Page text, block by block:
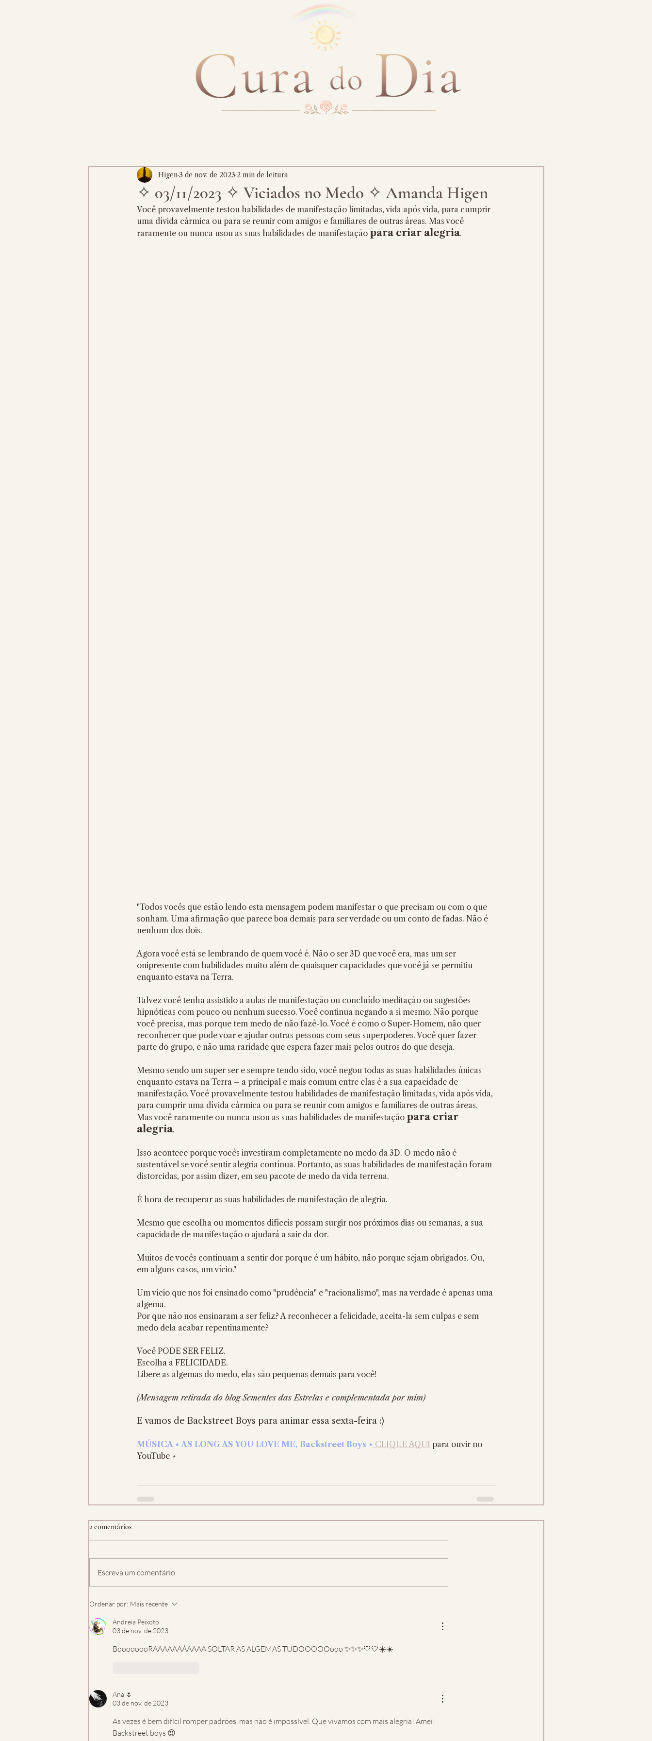
✧ 03/11/2023 ✧ Viciados no Medo ✧ Amanda Higen
Higen3 de nov. de 2023 2 min de leitura
Você provavelmente testou habilidades de manifestação limitadas, vida após vida, para cumprir
uma dívida cármica ou para se reunir com amigos e familiares de outras áreas. Mas você
raramente ou nunca usou as suas habilidades de manifestação para criar alegria.
"Todos vocês que estão lendo esta mensagem podem manifestar o que precisam ou com o que
sonham. Uma afirmação que parece boa demais para ser verdade ou um conto de fadas. Não é
nenhum dos dois.
Agora você está se lembrando de quem você é. Não o ser 3D que você era, mas um ser
onipresente com habilidades muito além de quaisquer capacidades que você já se permitiu
enquanto estava na Terra.
Talvez você tenha assistido a aulas de manifestação ou concluído meditação ou sugestões
hipnóticas com pouco ou nenhum sucesso. Você continua negando a si mesmo. Não porque
você precisa, mas porque tem medo de não fazê-lo. Você é como o Super-Homem, não quer
reconhecer que pode voar e ajudar outras pessoas com seus superpoderes. Você quer fazer
parte do grupo, e não uma raridade que espera fazer mais pelos outros do que deseja.
Mesmo sendo um super ser e sempre tendo sido, você negou todas as suas habilidades únicas
enquanto estava na Terra – a principal e mais comum entre elas é a sua capacidade de
manifestação. Você provavelmente testou habilidades de manifestação limitadas, vida após vida,
para cumprir uma dívida cármica ou para se reunir com amigos e familiares de outras áreas.
Mas você raramente ou nunca usou as suas habilidades de manifestação para criar
alegria.
Isso acontece porque vocês investiram completamente no medo da 3D. O medo não é
sustentável se você sentir alegria contínua. Portanto, as suas habilidades de manifestação foram
distorcidas, por assim dizer, em seu pacote de medo da vida terrena.
É hora de recuperar as suas habilidades de manifestação de alegria.
Mesmo que escolha ou momentos difíceis possam surgir nos próximos dias ou semanas, a sua
capacidade de manifestação o ajudará a sair da dor.
Muitos de vocês continuam a sentir dor porque é um hábito, não porque sejam obrigados. Ou,
em alguns casos, um vício."
Um vício que nos foi ensinado como "prudência" e "racionalismo", mas na verdade é apenas uma
algema.
Por que não nos ensinaram a ser feliz? A reconhecer a felicidade, aceita-la sem culpas e sem
medo dela acabar repentinamente?
Você PODE SER FELIZ.
Escolha a FELICIDADE.
Libere as algemas do medo, elas são pequenas demais para você!
(Mensagem retirada do blog Sementes das Estrelas e complementada por mim)
E vamos de Backstreet Boys para animar essa sexta-feira :)
MÚSICA ⋆ AS LONG AS YOU LOVE ME, Backstreet Boys ⋆ CLIQUE AQUI para ouvir no
YouTube ⋆
2 comentários
Escreva um comentário
Ordenar por: Mais recente
Andreia Peixoto
03 de nov. de 2023
BoooooooRAAAAAAÁAAAA SOLTAR AS ALGEMAS TUDOOOOOooo ✨✨✨🤍🤍☀️☀️
Ana 🌷
03 de nov. de 2023
As vezes é bem difícil romper padrões, mas não é impossível. Que vivamos com mais alegria! Amei!
Backstreet boys 😍